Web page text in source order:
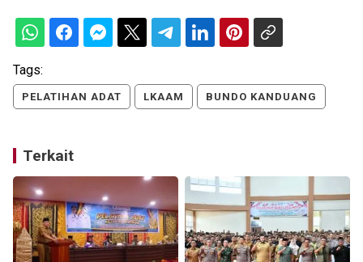
Tags:
PELATIHAN ADAT LKAAM BUNDO KANDUANG
Terkait